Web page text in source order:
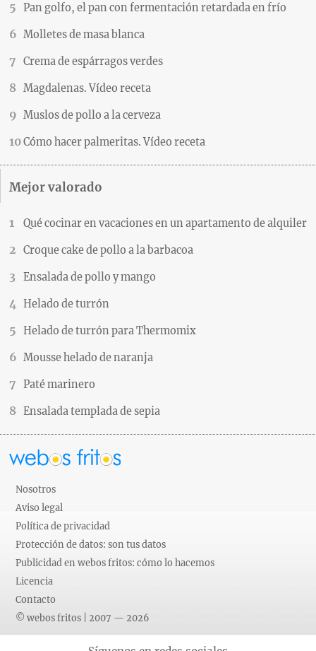
Pan golfo, el pan con fermentación retardada en frío
Molletes de masa blanca
Crema de espárragos verdes
Magdalenas. Vídeo receta
Muslos de pollo a la cerveza
Cómo hacer palmeritas. Vídeo receta
Mejor valorado
Qué cocinar en vacaciones en un apartamento de alquiler
Croque cake de pollo a la barbacoa
Ensalada de pollo y mango
Helado de turrón
Helado de turrón para Thermomix
Mousse helado de naranja
Paté marinero
Ensalada templada de sepia
Nosotros
Aviso legal
Política de privacidad
Protección de datos: son tus datos
Publicidad en webos fritos: cómo lo hacemos
Licencia
Contacto
© webos fritos | 2007 — 2026